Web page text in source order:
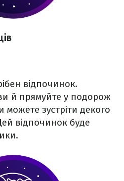
відпочинок.
й прямуйте у подорож
можете зустріти декого
відпочинок буде